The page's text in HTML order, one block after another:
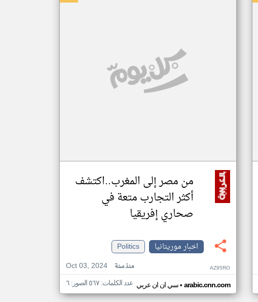
من مصر إلى المغرب..اكتشف
أكثر التجارب متعة في
صحاري إفريقيا
اخبار موريتانيا
Politics
Oct 03, 2024
منذ سنة AZ95RO
سي ان ان عربي• arabic.cnn.com عدد الكلمات: ٥٦٧ الصور: ٦